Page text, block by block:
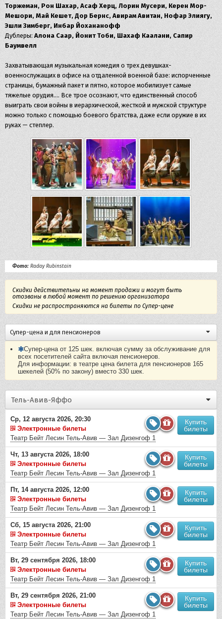
Торжеман, Рон Шахар, Асаф Херц, Лорин Мусери, Керен Мор-
Мешори, Май Кешет, Дор Бернс, Авирам Авитан, Нофар Элиягу,
Эшли Зимберг, Инбар Йохананофф
Дублеры: Алона Саар, Йонит Тоби, Шахаф Каалани, Сапир
Баумвелл
Захватывающая музыкальная комедия о трех девушках-
военнослужащих в офисе на отдаленной военной базе: испорченные
страницы, бумажный пакет и пятно, которое мобилизует самые
тяжелые орудия…. Все трое осознают, что единственный способ
выиграть свои войны в иерархической, жесткой и мужской структуре
можно только с помощью боевого братства, даже если оружие в их
руках — степлер.
Фото: Raday Rubinstain
Скидки действительны на момент продажи и могут быть
отозваны в любой момент по решению организатора
Скидки не распространяются на билеты по Супер-цене
Супер-цена и для пенсионеров
Супер-цена от 125 шек. включая сумму за обслуживание для
всех посетителей сайта включая пенсионеров.
Для информации: в театре цена билета для пенсионеров 165
шекелей (50% по закону) вместо 330 шек.
Тель-Авив-Яффо
Ср, 12 августа 2026, 20:30
Электронные билеты
Театр Бейт Лесин Тель-Авив — Зал Дизенгоф 1
Купить
билеты
Чт, 13 августа 2026, 18:00
Электронные билеты
Театр Бейт Лесин Тель-Авив — Зал Дизенгоф 1
Купить
билеты
Пт, 14 августа 2026, 12:00
Электронные билеты
Театр Бейт Лесин Тель-Авив — Зал Дизенгоф 1
Купить
билеты
Сб, 15 августа 2026, 21:00
Электронные билеты
Театр Бейт Лесин Тель-Авив — Зал Дизенгоф 1
Купить
билеты
Вт, 29 сентября 2026, 18:00
Электронные билеты
Театр Бейт Лесин Тель-Авив — Зал Дизенгоф 1
Купить
билеты
Вт, 29 сентября 2026, 21:00
Электронные билеты
Театр Бейт Лесин Тель-Авив — Зал Дизенгоф 1
Купить
билеты